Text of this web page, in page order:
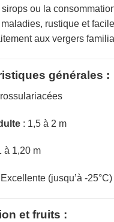
sirops ou la
rustique et
aux vergers
générales :
: 1,5 à 2 m
à 1,20 m
(jusqu’à -25°C)
et fruits :